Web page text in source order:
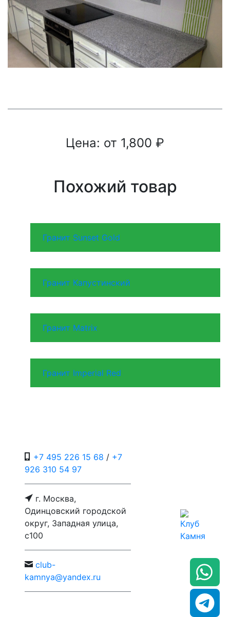
Цена: от 1,800 ₽
Похожий товар
Гранит Sunset Gold
Гранит Капустинский
Гранит Matrix
Гранит Imperial Red
+7 495 226 15 68 / +7
926 310 54 97
г. Москва,
Одинцовский городской
округ, Западная улица,
с100
club-
kamnya@yandex.ru